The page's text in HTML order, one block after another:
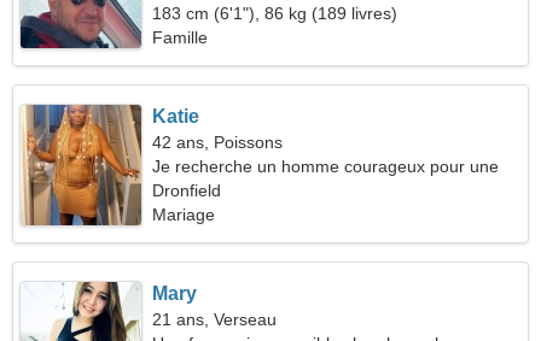
femme
183 cm (6'1"), 86 kg (189 livres)
Famille
Katie
42 ans, Poissons
Je recherche un homme courageux pour une
randonnée
Dronfield
Mariage
Mary
21 ans, Verseau